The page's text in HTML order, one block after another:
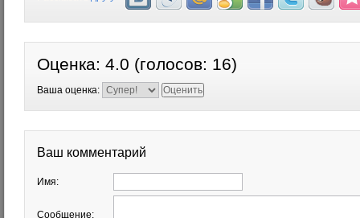
Оценка: 4.0 (голосов: 16)
Ваша оценка:
Ваш комментарий
Имя:
Сообщение: